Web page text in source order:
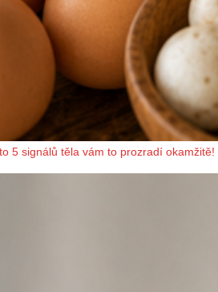
5 signálů těla vám to prozradí okamžitě!